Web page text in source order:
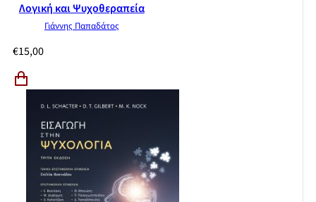
Λογική και Ψυχοθεραπεία
Γιάννης Παπαδάτος
€15,00